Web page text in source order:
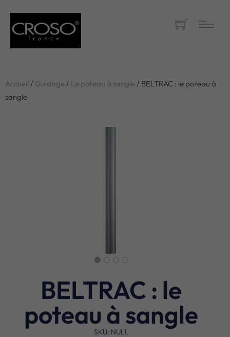
Accueil / Guidage / Le poteau à sangle / BELTRAC : le poteau à
sangle
BELTRAC : le
poteau à sangle
SKU: NULL